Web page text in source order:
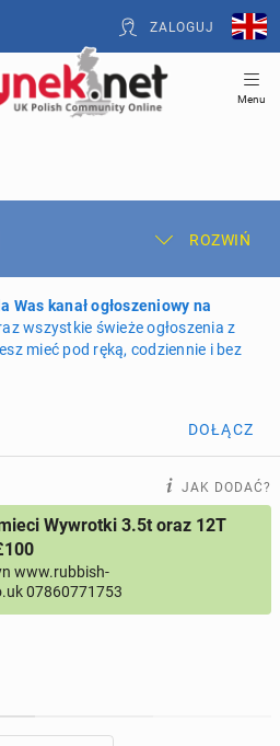
ZALOGUJ
Menu
ROZWIŃ
Moje ogłoszenia
i cennik ogłoszeń
ogłoszeń online
295profili online
164
Was kanał ogłoszeniowy na
wszystkie świeże ogłoszenia z
mieć pod ręką, codziennie i bez
DOŁĄCZ
JAK DODAĆ?
Wywrotki 3.5t oraz 12T
www.rubbish-
07860771753